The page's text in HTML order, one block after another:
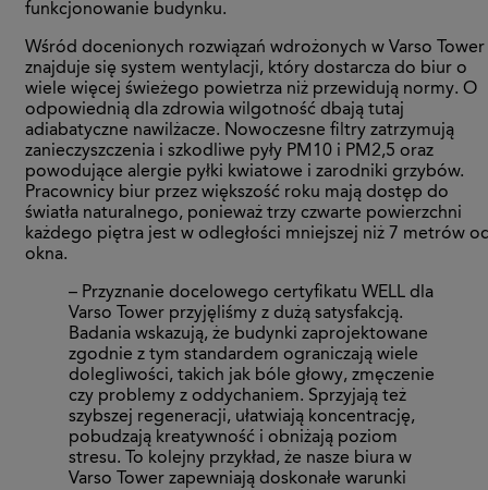
funkcjonowanie budynku.
Wśród docenionych rozwiązań wdrożonych w Varso Tower
znajduje się system wentylacji, który dostarcza do biur o
wiele więcej świeżego powietrza niż przewidują normy. O
odpowiednią dla zdrowia wilgotność dbają tutaj
adiabatyczne nawilżacze. Nowoczesne filtry zatrzymują
zanieczyszczenia i szkodliwe pyły PM10 i PM2,5 oraz
powodujące alergie pyłki kwiatowe i zarodniki grzybów.
Pracownicy biur przez większość roku mają dostęp do
światła naturalnego, ponieważ trzy czwarte powierzchni
każdego piętra jest w odległości mniejszej niż 7 metrów
okna.
– Przyznanie docelowego certyfikatu WELL dla
Varso Tower przyjęliśmy z dużą satysfakcją.
Badania wskazują, że budynki zaprojektowane
zgodnie z tym standardem ograniczają wiele
dolegliwości, takich jak bóle głowy, zmęczenie
czy problemy z oddychaniem. Sprzyjają też
szybszej regeneracji, ułatwiają koncentrację,
pobudzają kreatywność i obniżają poziom
stresu. To kolejny przykład, że nasze biura w
Varso Tower zapewniają doskonałe warunki